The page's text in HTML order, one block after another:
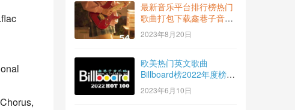
.flac
最新音乐平台排行榜热门
歌曲打包下载鑫巷子音乐
酷流行风向标【第54期】
2023年8月20日
欧美热门英文歌曲
Billboard榜2022年度榜单
音乐100首MP3打包下载
2023年6月10日